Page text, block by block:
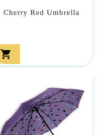
Cherry Red Umbrella
